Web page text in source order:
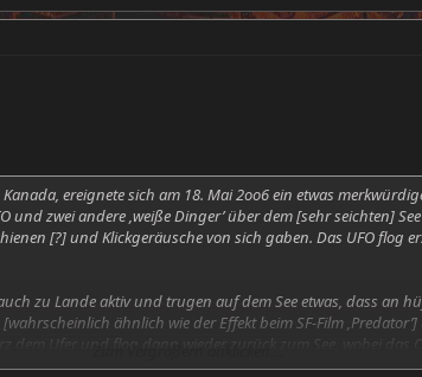
ereignete sich am 18. Mai 2oo6 ein etwas
und zwei andere ‚weiße Dinger’ über dem [sehr seichten]
[?] und Klickgeräusche von sich gaben. Das UFO flog
zu Lande aktiv und trugen auf dem See etwas, dass an
ähnlich wie der Effekt beim SF-Film
dem Ufer und flog dann wieder zurück zum See, wobei das
["Saskatchewan Paranormal Research Center"http://